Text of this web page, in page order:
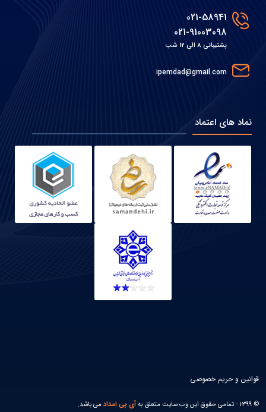
021-58941
021-91003098
پشتیبانی 8 الی 12 شب
ipemdad@gmail.com
نماد های اعتماد
© 1399 - تمامی حقوق این وب سایت متعلق به آی پی امدادمی باشد.
قوانین و حریم خصوصی